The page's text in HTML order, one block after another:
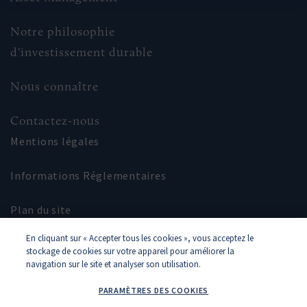
Notre philosophie
d'investissement durable
Nous connaître
Contactez-nous
Mentions légales
Informations Réglementaires
Plan du site
Glossaire
En cliquant sur « Accepter tous les cookies », vous acceptez le
stockage de cookies sur votre appareil pour améliorer la
navigation sur le site et analyser son utilisation.
PARAMÈTRES DES COOKIES